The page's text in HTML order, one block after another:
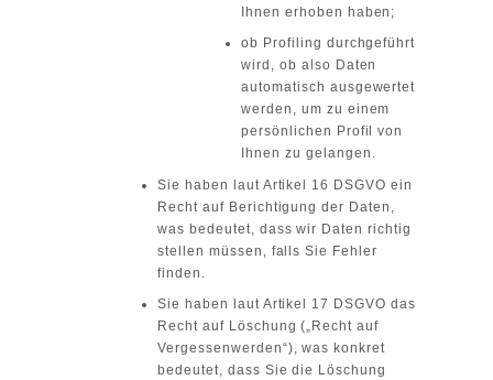
Ihnen erhoben haben;
ob Profiling durchgeführt
wird, ob also Daten
automatisch ausgewertet
werden, um zu einem
persönlichen Profil von
Ihnen zu gelangen.
Sie haben laut Artikel 16 DSGVO ein
Recht auf Berichtigung der Daten,
was bedeutet, dass wir Daten richtig
stellen müssen, falls Sie Fehler
finden.
Sie haben laut Artikel 17 DSGVO das
Recht auf Löschung („Recht auf
Vergessenwerden“), was konkret
bedeutet, dass Sie die Löschung